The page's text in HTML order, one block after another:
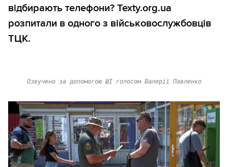
відбирають телефони? Texty.org.ua
розпитали в одного з військовослужбовців
ТЦК.
Озвучено за допомогою ШІ голосом Валерії Павленко